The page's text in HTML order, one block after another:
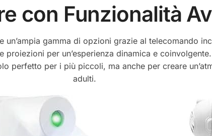
con Funzionalità
un’ampia gamma di opzioni grazie al telecomando
per un’esperienza dinamica e
perfetto per i più piccoli, ma anche per creare
adulti.